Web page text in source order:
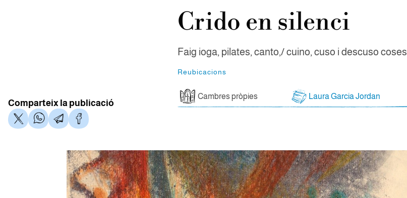
Crido en silenci
Faig ioga, pilates, canto,/ cuino, cuso i descuso coses
Reubicacions
Cambres pròpies Laura Garcia Jordan
Comparteix la publicació